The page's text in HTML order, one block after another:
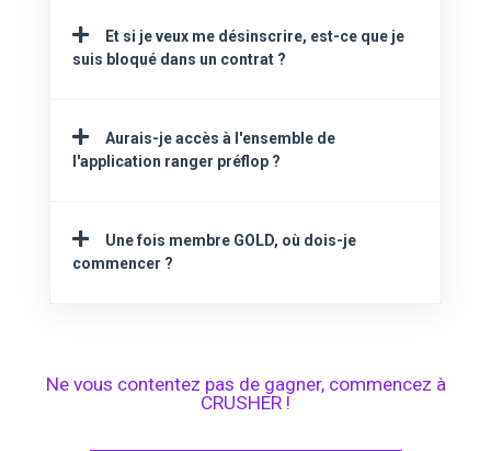
Et si je veux me désinscrire, est-ce que je
suis bloqué dans un contrat ?
Aurais-je accès à l'ensemble de
l'application ranger préflop ?
Une fois membre GOLD, où dois-je
commencer ?
Ne vous contentez pas de gagner, commencez à
CRUSHER !